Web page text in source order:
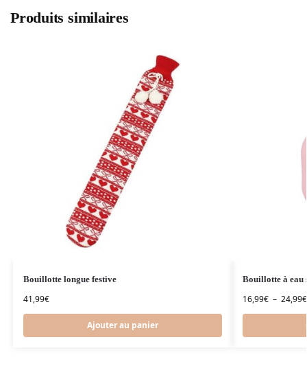
Produits similaires
Bouillotte longue festive
41,99€
Ajouter au panier
Bouillotte à eau
16,99€ – 24,99€